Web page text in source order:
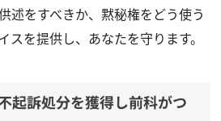
述をすべきか、黙秘権をどう使う
スを提供し、あなたを守ります。
起訴処分を獲得し前科がつ